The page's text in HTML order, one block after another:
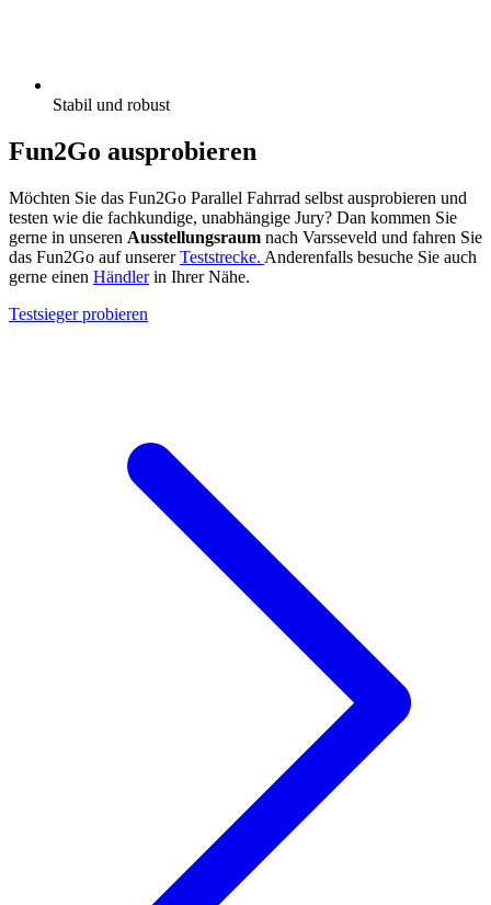
Stabil und robust
Fun2Go ausprobieren
Möchten Sie das Fun2Go Parallel Fahrrad selbst ausprobieren und
testen wie die fachkundige, unabhängige Jury? Dan kommen Sie
gerne in unseren Ausstellungsraum nach Varsseveld und fahren Sie
das Fun2Go auf unsererTeststrecke. Anderenfalls besuche Sie auch
gerne einen Händlerin Ihrer Nähe.
Testsieger probieren